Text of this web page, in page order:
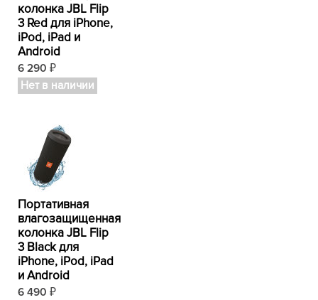
колонка JBL Flip
3 Red для iPhone,
iPod, iPad и
Android
6 290 ₽
Нет в наличии
Портативная
влагозащищенная
колонка JBL Flip
3 Black для
iPhone, iPod, iPad
и Android
6 490 ₽